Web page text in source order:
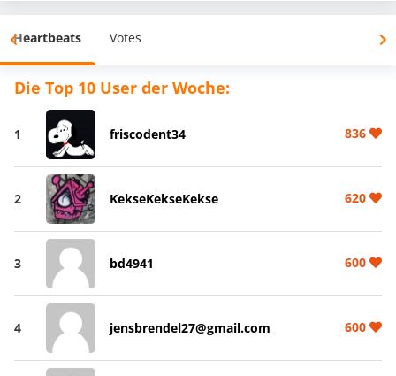
Heartbeats Votes
Die Top 10 User der Woche:
1 friscodent34 836
2 KekseKekseKekse 620
3 bd4941 600
4 jensbrendel27@gmail.com 600